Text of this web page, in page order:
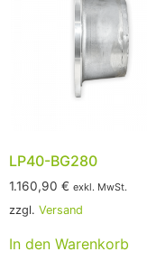
LP40-BG280
1.160,90 € exkl. MwSt.
zzgl. Versand
In den Warenkorb